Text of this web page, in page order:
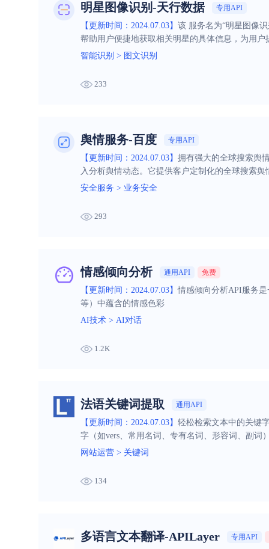
明星图像识别-天行数据 专用API
【更新时间：2024.07.03】 该 服务名为“明星图像
帮助用户便捷地获取相关明星的具体信息，为用
智能识别 > 图文识别
233
舆情服务-百度 专用API
【更新时间：2024.07.03】 拥有强大的全球搜索舆
入分析舆情动态。它提供客户定制化的全球搜索
安全服务 > 业务安全
293
情感倾向分析 通用API 免费
【更新时间：2024.07.03】情感倾向分析API服务
等）中蕴含的情感色彩
AI技术 > AI对话
1.2K
法语关键词提取 通用API
【更新时间：2024.07.03】 轻松检索文本中的关键
字（如vers、常用名词、专有名词、形容词、副词
网站运营 > 关键词
134
多语言文本翻译-APILayer 专用API